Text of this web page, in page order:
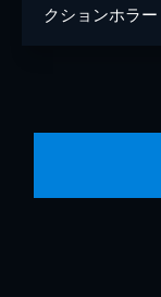
クションホラー